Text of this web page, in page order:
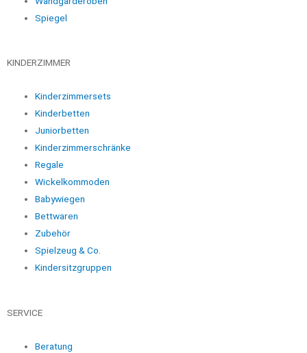
Spiegel
KINDERZIMMER
Kinderzimmersets
Kinderbetten
Juniorbetten
Kinderzimmerschränke
Regale
Wickelkommoden
Babywiegen
Bettwaren
Zubehör
Spielzeug & Co.
Kindersitzgruppen
SERVICE
Beratung